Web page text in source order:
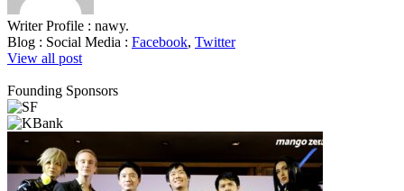
Writer Profile : nawy.
Blog : Social Media : Facebook, Twitter
View all post
Founding Sponsors